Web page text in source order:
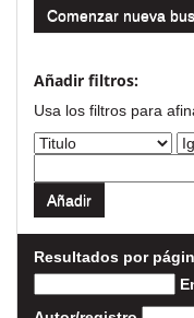
Comenzar nueva
Añadir filtros:
Usa los filtros para
Resultados por